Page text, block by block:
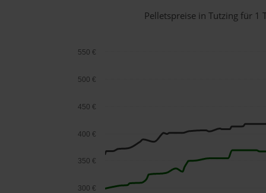
Pelletspreise in Tutzing für 1
300 €
350 €
400 €
450 €
500 €
550 €